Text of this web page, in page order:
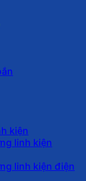
kiện
linh kiện
linh kiện điện